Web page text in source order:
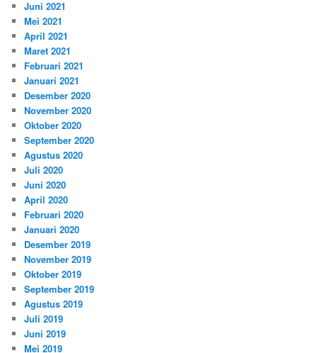
Juni 2021
Mei 2021
April 2021
Maret 2021
Februari 2021
Januari 2021
Desember 2020
November 2020
Oktober 2020
September 2020
Agustus 2020
Juli 2020
Juni 2020
April 2020
Februari 2020
Januari 2020
Desember 2019
November 2019
Oktober 2019
September 2019
Agustus 2019
Juli 2019
Juni 2019
Mei 2019